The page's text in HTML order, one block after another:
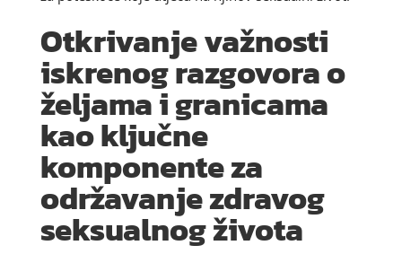
Otkrivanje važnosti
iskrenog razgovora o
željama i granicama
kao ključne
komponente za
održavanje zdravog
seksualnog života